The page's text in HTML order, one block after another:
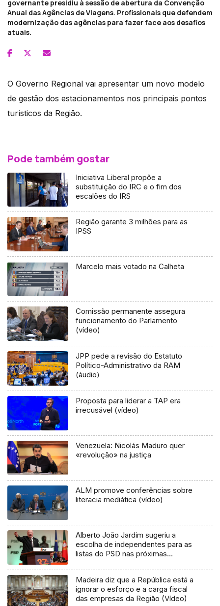
governante presidiu à sessão de abertura da Convenção
Anual das Agências de Viagens. Profissionais que defendem
modernização das agências para fazer face aos desafios
atuais.
O Governo Regional vai apresentar um novo modelo
de gestão dos estacionamentos nos principais pontos
turísticos da Região.
Pode também gostar
Iniciativa Liberal propõe a
substituição do IRC e o fim dos
escalões do IRS
Região garante 3 milhões para as
IPSS
Marcelo mais votado na Calheta
Comissão permanente assegura
funcionamento do Parlamento
(vídeo)
JPP pede a revisão do Estatuto
Político-Administrativo da RAM
(áudio)
Proposta para liderar a TAP era
irrecusável (vídeo)
Venezuela: Nicolás Maduro quer
«revolução» na justiça
ALM promove conferências sobre
literacia mediática (vídeo)
Alberto João Jardim sugeriu a
escolha de independentes para as
listas do PSD nas próximas
Madeira diz que a República está a
ignorar o esforço e a carga fiscal
das empresas da Região (Vídeo)